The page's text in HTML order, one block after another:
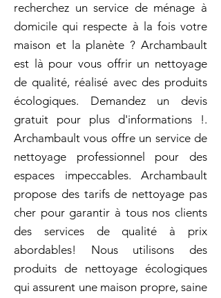
recherchez un service de ménage à
domicile qui respecte à la fois votre
maison et la planète ? Archambault
est là pour vous offrir un nettoyage
de qualité, réalisé avec des produits
écologiques. Demandez un devis
gratuit pour plus d'informations !.
Archambault vous offre un service de
nettoyage professionnel pour des
espaces impeccables. Archambault
propose des tarifs de nettoyage pas
cher pour garantir à tous nos clients
des services de qualité à prix
abordables! Nous utilisons des
produits de nettoyage écologiques
qui assurent une maison propre, saine